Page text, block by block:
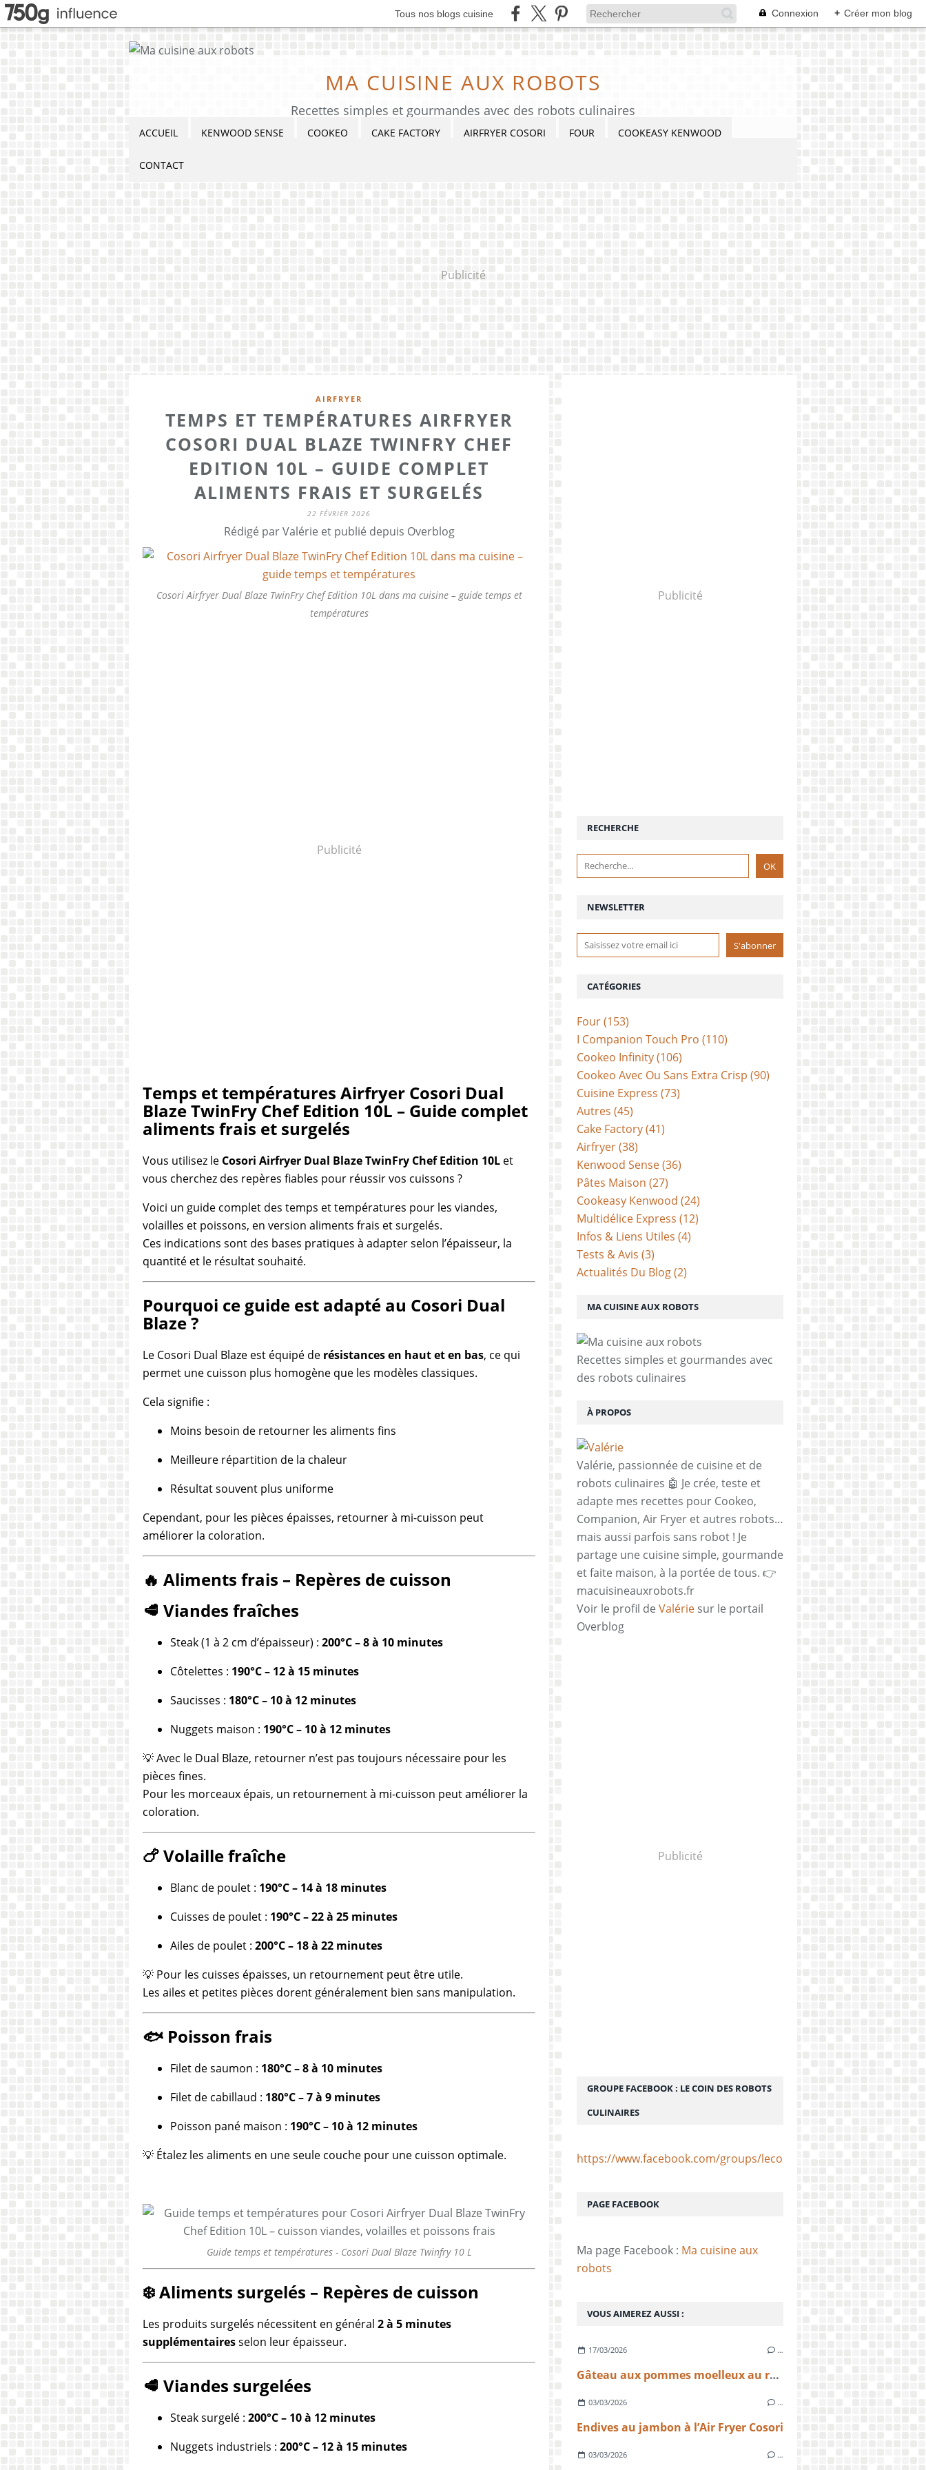
Tous nos blogs cuisine Connexion + Créer mon blog
MA CUISINE AUX ROBOTS
Recettes simples et gourmandes avec des robots culinaires
ACCUEIL KENWOOD SENSE COOKEO CAKE FACTORY AIRFRYER COSORI FOUR COOKEASY KENWOOD
CONTACT
Publicité
AIRFRYER
TEMPS ET TEMPÉRATURES AIRFRYER
COSORI DUAL BLAZE TWINFRY CHEF
EDITION 10L – GUIDE COMPLET
ALIMENTS FRAIS ET SURGELÉS
22 FÉVRIER 2026
Rédigé par Valérie et publié depuis Overblog
Cosori Airfryer Dual Blaze TwinFry Chef Edition 10L dans ma cuisine – guide temps et
températures
Publicité
Temps et températures Airfryer Cosori Dual
Blaze TwinFry Chef Edition 10L – Guide complet
aliments frais et surgelés
Vous utilisez le Cosori Airfryer Dual Blaze TwinFry Chef Edition 10L et
vous cherchez des repères fiables pour réussir vos cuissons ?
Voici un guide complet des temps et températures pour les viandes,
volailles et poissons, en version aliments frais et surgelés.
Ces indications sont des bases pratiques à adapter selon l’épaisseur, la
quantité et le résultat souhaité.
Pourquoi ce guide est adapté au Cosori Dual
Blaze ?
Le Cosori Dual Blaze est équipé de résistances en haut et en bas, ce qui
permet une cuisson plus homogène que les modèles classiques.
Cela signifie :
Moins besoin de retourner les aliments fins
Meilleure répartition de la chaleur
Résultat souvent plus uniforme
Cependant, pour les pièces épaisses, retourner à mi-cuisson peut
améliorer la coloration.
🔥 Aliments frais – Repères de cuisson
🥩 Viandes fraîches
Steak (1 à 2 cm d’épaisseur) : 200°C – 8 à 10 minutes
Côtelettes : 190°C – 12 à 15 minutes
Saucisses : 180°C – 10 à 12 minutes
Nuggets maison : 190°C – 10 à 12 minutes
💡 Avec le Dual Blaze, retourner n’est pas toujours nécessaire pour les
pièces fines.
Pour les morceaux épais, un retournement à mi-cuisson peut améliorer la
coloration.
🍗 Volaille fraîche
Blanc de poulet : 190°C – 14 à 18 minutes
Cuisses de poulet : 190°C – 22 à 25 minutes
Ailes de poulet : 200°C – 18 à 22 minutes
💡 Pour les cuisses épaisses, un retournement peut être utile.
Les ailes et petites pièces dorent généralement bien sans manipulation.
🐟 Poisson frais
Filet de saumon : 180°C – 8 à 10 minutes
Filet de cabillaud : 180°C – 7 à 9 minutes
Poisson pané maison : 190°C – 10 à 12 minutes
💡 Étalez les aliments en une seule couche pour une cuisson optimale.
Guide temps et températures - Cosori Dual Blaze Twinfry 10 L
❄️ Aliments surgelés – Repères de cuisson
Les produits surgelés nécessitent en général 2 à 5 minutes
supplémentairesselon leur épaisseur.
🥩 Viandes surgelées
Steak surgelé : 200°C – 10 à 12 minutes
Nuggets industriels : 200°C – 12 à 15 minutes
Publicité
NEWSLETTER
RECHERCHE
MA CUISINE AUX ROBOTS
Recettes simples et gourmandes avec
des robots culinaires
À PROPOS
Valérie, passionnée de cuisine et de
robots culinaires 🤖 Je crée, teste et
adapte mes recettes pour Cookeo,
Companion, Air Fryer et autres robots…
mais aussi parfois sans robot ! Je
partage une cuisine simple, gourmande
et faite maison, à la portée de tous. 👉
macuisineauxrobots.fr
Voir le profil de Valérie sur le portail
Overblog
Publicité
VOUS AIMEREZ AUSSI :
17/03/2026 …
Gâteau aux pommes moelleux au rhum à l’Air Fryer Cosori – recette facile et rapide
03/03/2026 …
Endives au jambon à l’Air Fryer Cosori
03/03/2026 …
CATÉGORIES
Four(153)
I Companion Touch Pro (110)
Cookeo Infinity(106)
Cookeo Avec Ou Sans Extra Crisp (90)
Cuisine Express (73)
Autres (45)
Cake Factory(41)
Airfryer(38)
Kenwood Sense(36)
Pâtes Maison (27)
Cookeasy Kenwood (24)
Multidélice Express (12)
Infos & Liens Utiles (4)
Tests & Avis (3)
Actualités Du Blog(2)
PAGE FACEBOOK
Ma page Facebook : Ma cuisine aux
robots
GROUPE FACEBOOK : LE COIN DES ROBOTS
CULINAIRES
https://www.facebook.com/groups/lecoindesrobotsculinaires